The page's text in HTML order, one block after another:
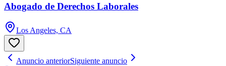
Abogado de Derechos Laborales
Los Angeles, CA
Anuncio anteriorSiguiente anuncio